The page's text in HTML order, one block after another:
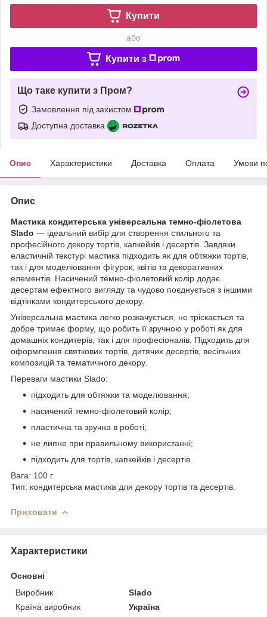
Купити
або
Купити з
Що таке купити з Пром?
Замовлення під захистом
Доступна доставка
Опис Характеристики Доставка Оплата Умови
Опис
Мастика кондитерська універсальна темно-фіолетова
Slado — ідеальний вибір для створення стильного та
професійного декору тортів, капкейків і десертів. Завдяки
еластичній текстурі мастика підходить як для обтяжки тортів,
так і для моделювання фігурок, квітів та декоративних
елементів. Насичений темно-фіолетовий колір додає
десертам ефектного вигляду та чудово поєднується з іншими
відтінками кондитерського декору.
Універсальна мастика легко розкачується, не тріскається та
добре тримає форму, що робить її зручною у роботі як для
домашніх кондитерів, так і для професіоналів. Підходить для
оформлення святкових тортів, дитячих десертів, весільних
композицій та тематичного декору.
Переваги мастики Slado:
підходить для обтяжки та моделювання;
насичений темно-фіолетовий колір;
пластична та зручна в роботі;
не липне при правильному використанні;
підходить для тортів, капкейків і десертів.
Вага: 100 г.
Тип: кондитерська мастика для декору тортів та десертів.
Приховати
Характеристики
Основні
Виробник
Slado
Країна виробник
Україна